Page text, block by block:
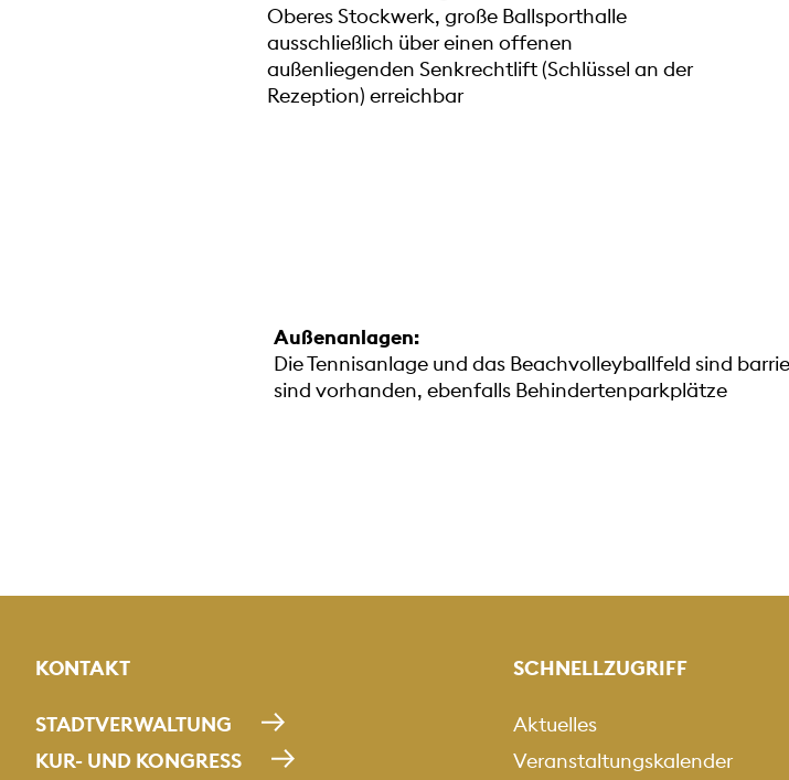
Oberes Stockwerk, große Ballsporthalle
ausschließlich über einen offenen
außenliegenden Senkrechtlift (Schlüssel an der
Rezeption) erreichbar
Außenanlagen:
Die Tennisanlage und das Beachvolleyballfeld sind
sind vorhanden, ebenfalls Behindertenparkplätze
KONTAKT
STADTVERWALTUNG
KUR- UND KONGRESS
SCHNELLZUGRIFF
Aktuelles
Veranstaltungskalender